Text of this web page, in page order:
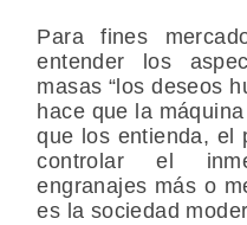
Para fines
entender los
masas “los deseos
hace que la
que los entienda, el
controlar el
engranajes más o
es la sociedad